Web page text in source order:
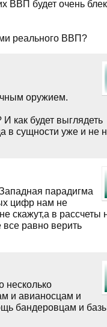
ВВП будет очень
реального ВВП?
оружием.
как будет выглядеть
в сущности уже и не
парадигма
цифр нам не
скажут,а в рассчеты
все равно верить
несколько
и авианосцам и
бандеровцам и